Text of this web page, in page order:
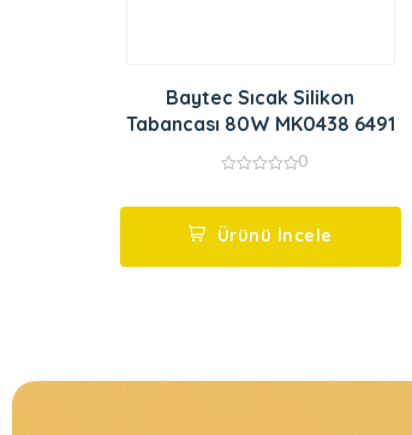
Baytec Sıcak Silikon
Tabancası 80W MK0438 6491
5
0
Ürünü İncele